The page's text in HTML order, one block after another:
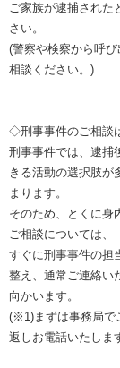
ご家族が逮捕された
さい。
(警察や検察から呼
相談ください。)
◇刑事事件のご相談
刑事事件では、逮捕
きる活動の選択肢が
まります。
そのため、とくに身
ご相談については、
すぐに刑事事件の担
整え、通常ご連絡い
向かいます。
(※1)まずは事務局で
返しお電話いたしま